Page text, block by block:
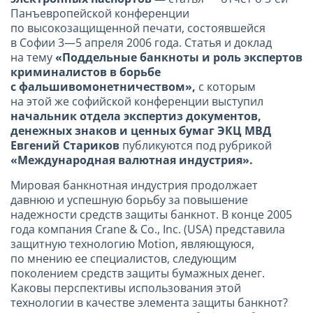
Панъевропейской конференции
по высокозащищенной печати, состоявшейся
в Софии 3—5 апреля 2006 года. Статья и доклад
на тему«Поддельные банкноты и роль экспертов
криминалистов в борьбе
с фальшивомонетничеством», с которым
на этой же софийской конференции выступил
начальник отдела экспертиз документов,
денежных знаков и ценных бумаг ЭКЦ МВД
Евгений Стариков публикуются под рубрикой
«Международная валютная индустрия».
Мировая банкнотная индустрия продолжает
давнюю и успешную борьбу за повышение
надежности средств защиты банкнот. В конце 2005
года компания Crane & Co., Inc. (USA) представила
защитную технологию Motion, являющуюся,
по мнению ее специалистов, следующим
поколением средств защиты бумажных денег.
Каковы перспективы использования этой
технологии в качестве элемента защиты банкнот?